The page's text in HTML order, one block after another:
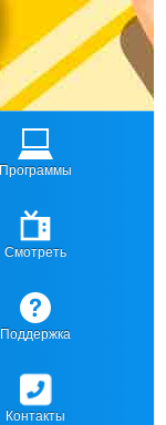
Программы
Смотреть
Поддержка
Контакты